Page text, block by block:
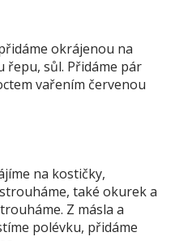
okrájenou na
sůl. Přidáme pár
vařením červenou
na kostičky,
také okurek a
Z másla a
polévku, přidáme